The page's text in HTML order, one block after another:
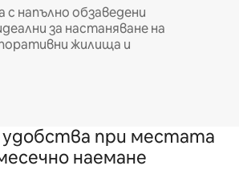
с напълно обзаведени
за настаняване на
жилища и
удобства при местата
наемане